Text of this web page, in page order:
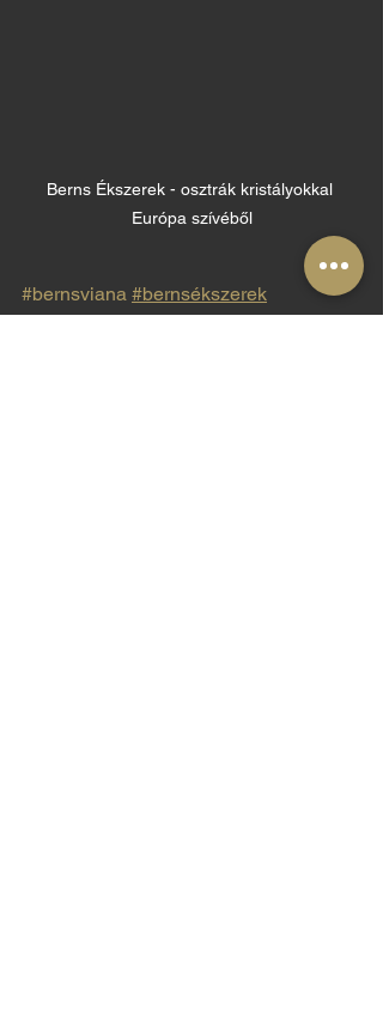
Berns Ékszerek - osztrák kristályokkal
Európa szívéből
#bernsviana #bernsékszerek